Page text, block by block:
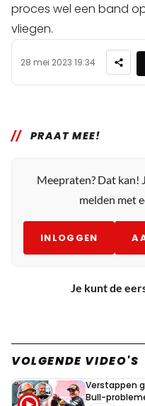
proces wel een band
vliegen.
28 mei 2023 19:34
PRAAT MEE!
Meepraten? Dat kan!
melden met
INLOGGEN
Je kunt de
VOLGENDE VIDEO'S
Verstappen
Bull-